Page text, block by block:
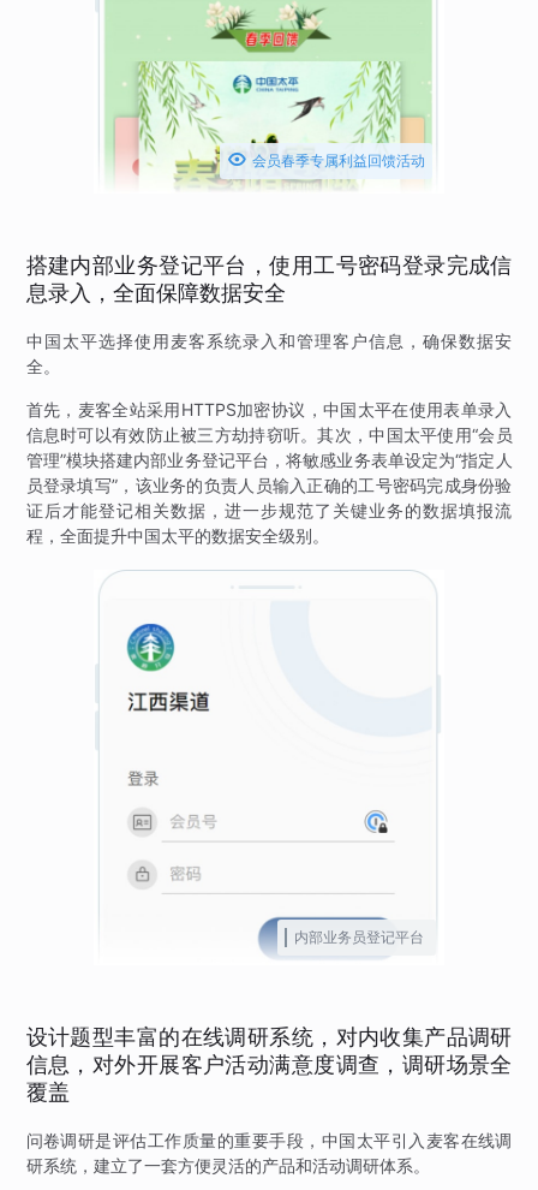
 会员春季专属利益回馈活动
搭建内部业务登记平台，使用工号密码登录完成信
息录入，全面保障数据安全
中国太平选择使用麦客系统录入和管理客户信息，确保数据安
全。
首先，麦客全站采用HTTPS加密协议，中国太平在使用表单录入
信息时可以有效防止被三方劫持窃听。其次，中国太平使用“会员
管理”模块搭建内部业务登记平台，将敏感业务表单设定为“指定人
员登录填写”，该业务的负责人员输入正确的工号密码完成身份验
证后才能登记相关数据，进一步规范了关键业务的数据填报流
程，全面提升中国太平的数据安全级别。
内部业务员登记平台
设计题型丰富的在线调研系统，对内收集产品调研
信息，对外开展客户活动满意度调查，调研场景全
覆盖
问卷调研是评估工作质量的重要手段，中国太平引入麦客在线调
研系统，建立了一套方便灵活的产品和活动调研体系。